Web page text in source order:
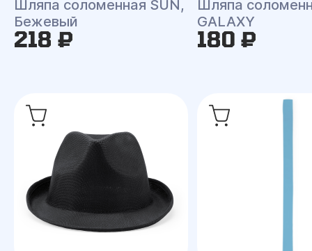
Шляпа соломенная SUN,
Бежевый
218 ₽
Шляпа
GALAXY
180 ₽